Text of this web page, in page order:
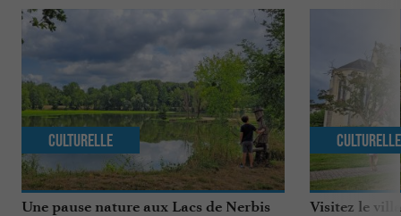
Une pause nature aux Lacs de Nerbis
Culturelle
Visitez le
Culturelle